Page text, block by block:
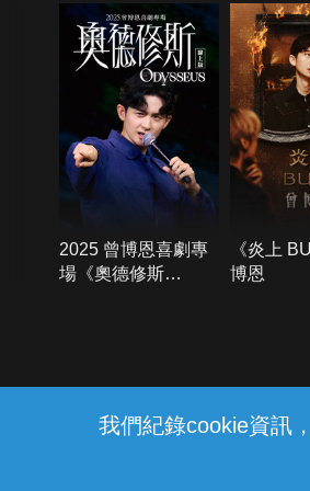
我們紀錄cookie資訊
2025 曾博恩喜劇專
場《奧德修斯
《炎上
博恩